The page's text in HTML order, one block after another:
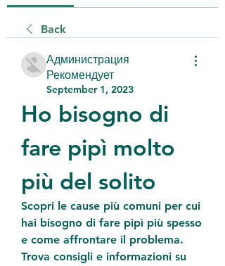
Back
Администрация
Рекомендует
September 1, 2023
Ho bisogno di
fare pipì molto
più del solito
Scopri le cause più comuni per cui
hai bisogno di fare pipì più spesso
e come affrontare il problema.
Trova consigli e informazioni su